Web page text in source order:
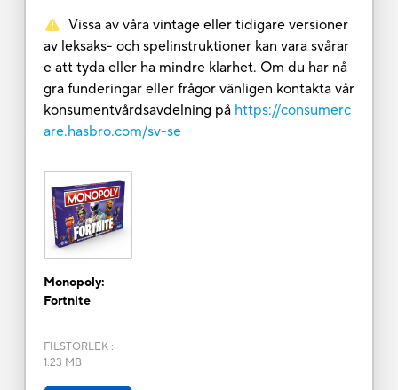
Vissa av våra vintage eller tidigare versioner
av leksaks- och spelinstruktioner kan vara svårar
e att tyda eller ha mindre klarhet. Om du har nå
gra funderingar eller frågor vänligen kontakta vår
konsumentvårdsavdelning på https://consumerc
are.hasbro.com/sv-se
Monopoly:
Fortnite
FILSTORLEK:
1.23 MB